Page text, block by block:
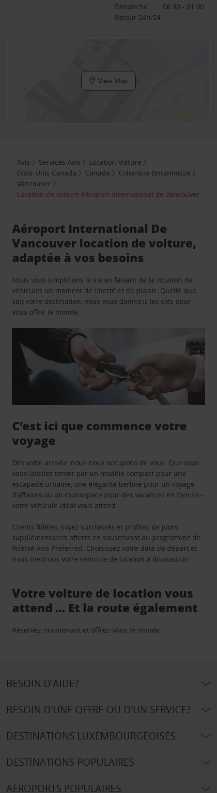
Dimanche
06:00 - 01:00
Retour 24h/24
View Map
Avis Services Avis
Location Voiture
États-Unis Canada
Canada
Colombie-Britannique
Vancouver
Location de voiture Aéroport international de Vancouver
Aéroport International De
Vancouver location de voiture,
adaptée à vos besoins
Nous vous simplifions la vie en faisant de la location de
véhicules un moment de liberté et de plaisir. Quelle que
soit votre destination, nous vous donnons les clés pour
vous offrir le monde.
C’est ici que commence votre
voyage
Dès votre arrivée, nous nous occupons de vous. Que vous
vous laissiez tenter par un modèle compact pour une
escapade urbaine, une élégante berline pour un voyage
d’affaires ou un monospace pour des vacances en famille -
votre véhicule idéal vous attend.
Clients fidèles, soyez surclassés et profitez de jours
supplémentaires offerts en souscrivant au programme de
fidélitéAvis Preferred. Choisissez votre date de départ et
nous mettrons votre véhicule de location à disposition.
Votre voiture de location vous
attend … Et la route également
Réservez maintenant et offrez-vous le monde.
BESOIN D'AIDE?
BESOIN D'UNE OFFRE OU D'UN SERVICE?
DESTINATIONS LUXEMBOURGEOISES
DESTINATIONS POPULAIRES
AÉROPORTS POPULAIRES